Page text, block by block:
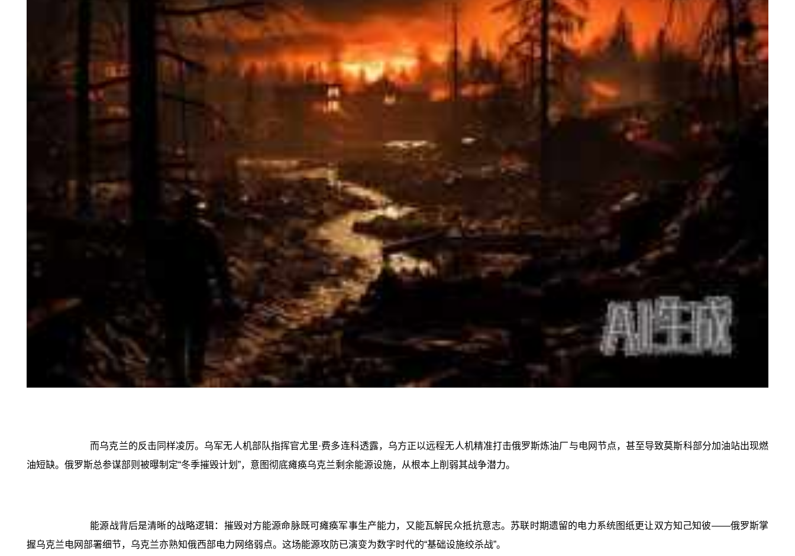
而乌克兰的反击同样凌厉。乌军无人机部队指挥官尤里·费多连科透露，乌方正以远程无人机精准打击俄罗斯炼油厂与电网节点，甚至导致莫斯科部分加油站出现燃
油短缺。俄罗斯总参谋部则被曝制定“冬季摧毁计划”，意图彻底瘫痪乌克兰剩余能源设施，从根本上削弱其战争潜力。
能源战背后是清晰的战略逻辑：摧毁对方能源命脉既可瘫痪军事生产能力，又能瓦解民众抵抗意志。苏联时期遗留的电力系统图纸更让双方知己知彼——俄罗斯掌
握乌克兰电网部署细节，乌克兰亦熟知俄西部电力网络弱点。这场能源攻防已演变为数字时代的“基础设施绞杀战”。